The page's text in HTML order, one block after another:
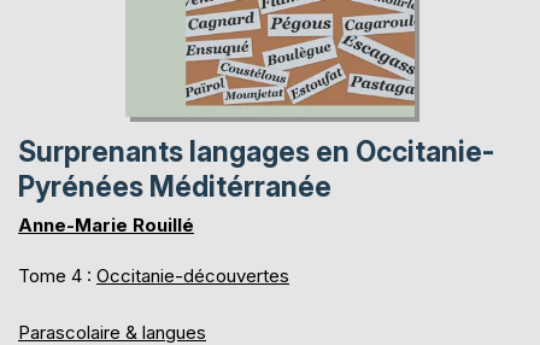
Surprenants langages en Occitanie-
Pyrénées Méditérranée
Anne-Marie Rouillé
Tome 4 : Occitanie-découvertes
Parascolaire & langues